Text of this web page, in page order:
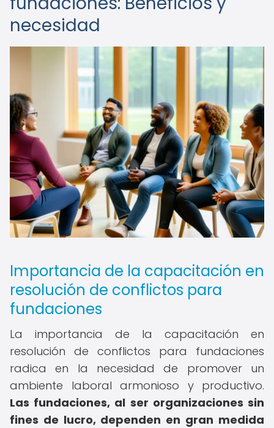
necesidad
Importancia de la capacitación en
resolución de conflictos para
fundaciones
La importancia de la capacitación en
resolución de conflictos para fundaciones
radica en la necesidad de promover un
ambiente laboral armonioso y productivo.
Las fundaciones, al ser organizaciones sin
fines de lucro, dependen en gran medida